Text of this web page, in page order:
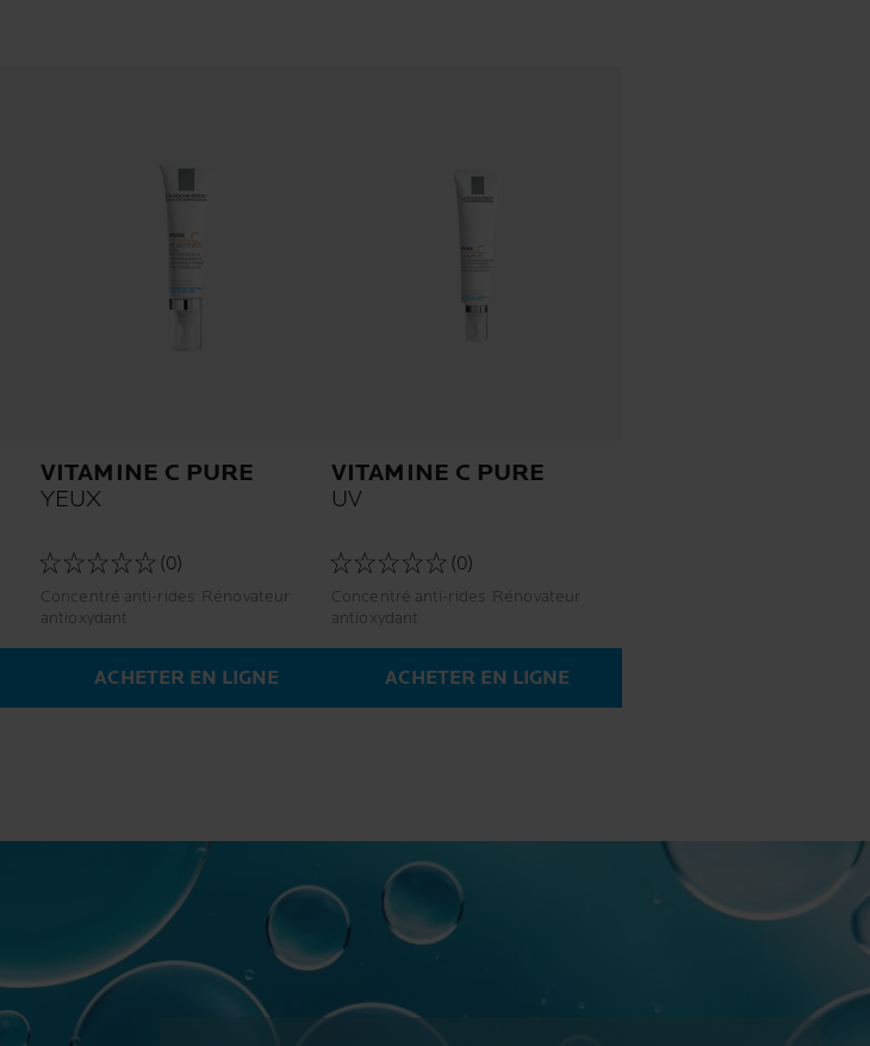
VITAMINE C PURE
YEUX
(0)
Concentré anti-rides Rénovateur
antioxydant
ACHETER EN LIGNE
VITAMINE C PURE
UV
(0)
Concentré anti-rides Rénovateur
antioxydant
ACHETER EN LIGNE